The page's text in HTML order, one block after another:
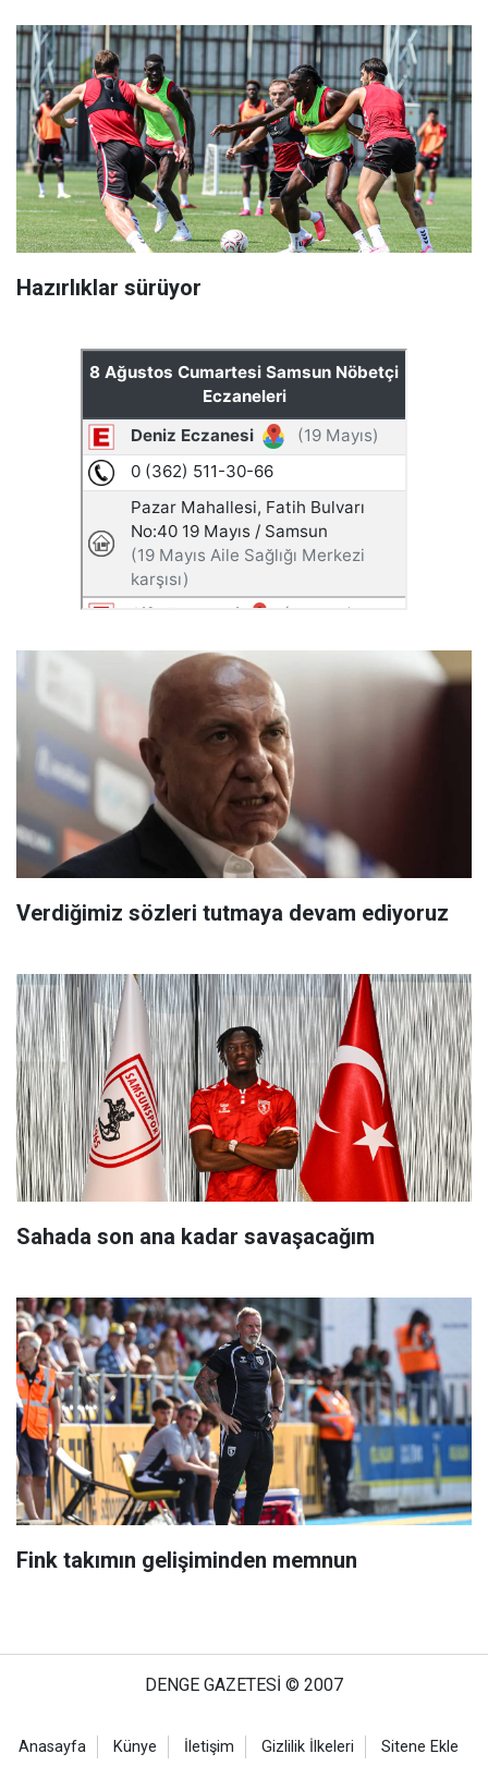
Hazırlıklar sürüyor
Verdiğimiz sözleri tutmaya devam ediyoruz
Sahada son ana kadar savaşacağım
Fink takımın gelişiminden memnun
DENGE GAZETESİ © 2007
Anasayfa Künye İletişim Gizlilik İlkeleri Sitene Ekle